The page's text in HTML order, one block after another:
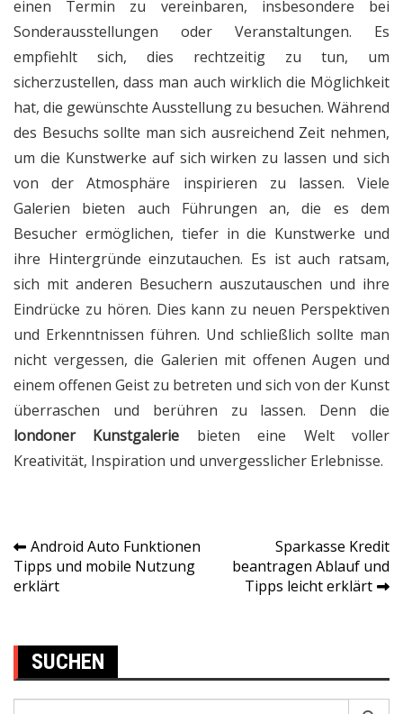
einen Termin zu vereinbaren, insbesondere bei
Sonderausstellungen oder Veranstaltungen. Es
empfiehlt sich, dies rechtzeitig zu tun, um
sicherzustellen, dass man auch wirklich die Möglichkeit
hat, die gewünschte Ausstellung zu besuchen. Während
des Besuchs sollte man sich ausreichend Zeit nehmen,
um die Kunstwerke auf sich wirken zu lassen und sich
von der Atmosphäre inspirieren zu lassen. Viele
Galerien bieten auch Führungen an, die es dem
Besucher ermöglichen, tiefer in die Kunstwerke und
ihre Hintergründe einzutauchen. Es ist auch ratsam,
sich mit anderen Besuchern auszutauschen und ihre
Eindrücke zu hören. Dies kann zu neuen Perspektiven
und Erkenntnissen führen. Und schließlich sollte man
nicht vergessen, die Galerien mit offenen Augen und
einem offenen Geist zu betreten und sich von der Kunst
überraschen und berühren zu lassen. Denn die
londoner Kunstgalerie bieten eine Welt voller
Kreativität, Inspiration und unvergesslicher Erlebnisse.
Post
navigation
Android Auto Funktionen
Tipps und mobile Nutzung
erklärt
Sparkasse Kredit
beantragen Ablauf und
Tipps leicht erklärt
SUCHEN